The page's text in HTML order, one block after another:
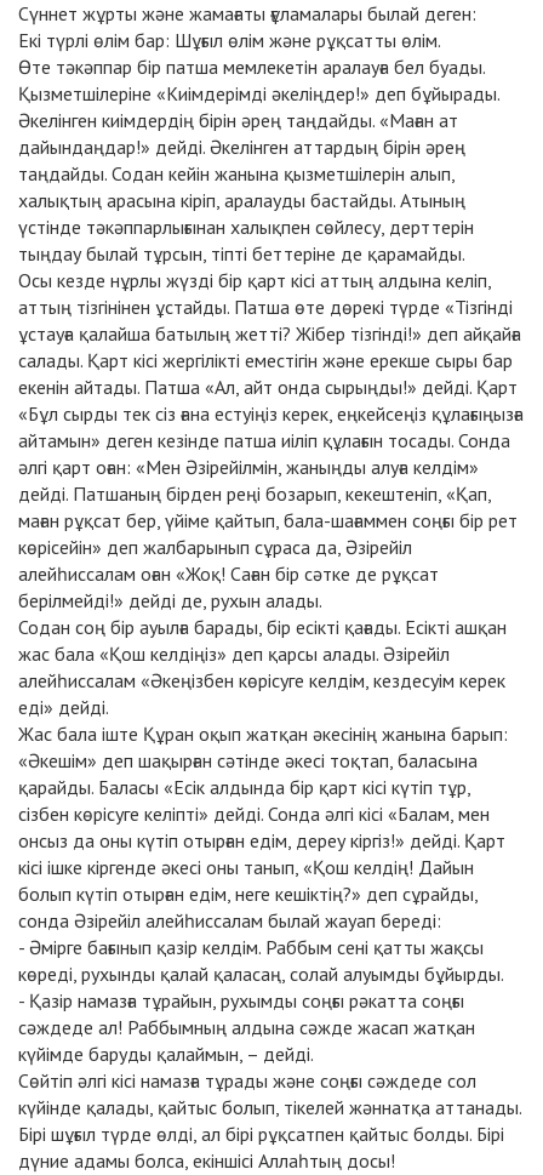
Сүннет жұрты және жамағаты ғұламалары былай деген:
Екі түрлі өлім бар: Шұғыл өлім және рұқсатты өлім.
Өте тәкәппар бір патша мемлекетін аралауға бел буады.
Қызметшілеріне «Киімдерімді әкеліңдер!» деп бұйырады.
Әкелінген киімдердің бірін әрең таңдайды. «Маған ат
дайындаңдар!» дейді. Әкелінген аттардың бірін әрең
таңдайды. Содан кейін жанына қызметшілерін алып,
халықтың арасына кіріп, аралауды бастайды. Атының
үстінде тәкәппарлығынан халықпен сөйлесу, дерттерін
тыңдау былай тұрсын, тіпті беттеріне де қарамайды.
Осы кезде нұрлы жүзді бір қарт кісі аттың алдына келіп,
аттың тізгінінен ұстайды. Патша өте дөрекі түрде «Тізгінді
ұстауға қалайша батылың жетті? Жібер тізгінді!» деп айқайға
салады. Қарт кісі жергілікті еместігін және ерекше сыры бар
екенін айтады. Патша «Ал, айт онда сырыңды!» дейді. Қарт
«Бұл сырды тек сіз ғана естуіңіз керек, еңкейсеңіз құлағыңызға
айтамын» деген кезінде патша иіліп құлағын тосады. Сонда
әлгі қарт оған: «Мен Әзірейілмін, жаныңды алуға келдім»
дейді. Патшаның бірден реңі бозарып, кекештеніп, «Қап,
маған рұқсат бер, үйіме қайтып, бала-шағаммен соңғы бір рет
көрісейін» деп жалбарынып сұраса да, Әзірейіл
алейһиссалам оған «Жоқ! Саған бір сәтке де рұқсат
берілмейді!» дейді де, рухын алады.
Содан соң бір ауылға барады, бір есікті қағады. Есікті ашқан
жас бала «Қош келдіңіз» деп қарсы алады. Әзірейіл
алейһиссалам «Әкеңізбен көрісуге келдім, кездесуім керек
еді» дейді.
Жас бала іште Құран оқып жатқан әкесінің жанына барып:
«Әкешім» деп шақырған сәтінде әкесі тоқтап, баласына
қарайды. Баласы «Есік алдында бір қарт кісі күтіп тұр,
сізбен көрісуге келіпті» дейді. Сонда әлгі кісі «Балам, мен
онсыз да оны күтіп отырған едім, дереу кіргіз!» дейді. Қарт
кісі ішке кіргенде әкесі оны танып, «Қош келдің! Дайын
болып күтіп отырған едім, неге кешіктің?» деп сұрайды,
сонда Әзірейіл алейһиссалам былай жауап береді:
- Әмірге бағынып қазір келдім. Раббым сені қатты жақсы
көреді, рухынды қалай қаласаң, солай алуымды бұйырды.
- Қазір намазға тұрайын, рухымды соңғы рәкатта соңғы
сәждеде ал! Раббымның алдына сәжде жасап жатқан
күйімде баруды қалаймын, – дейді.
Сөйтіп әлгі кісі намазға тұрады және соңғы сәждеде сол
күйінде қалады, қайтыс болып, тікелей жәннатқа аттанады.
Бірі шұғыл түрде өлді, ал бірі рұқсатпен қайтыс болды. Бірі
дүние адамы болса, екіншісі Аллаһтың досы!